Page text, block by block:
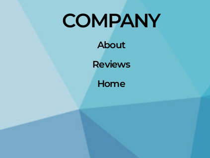
COMPANY
About
Reviews
Home